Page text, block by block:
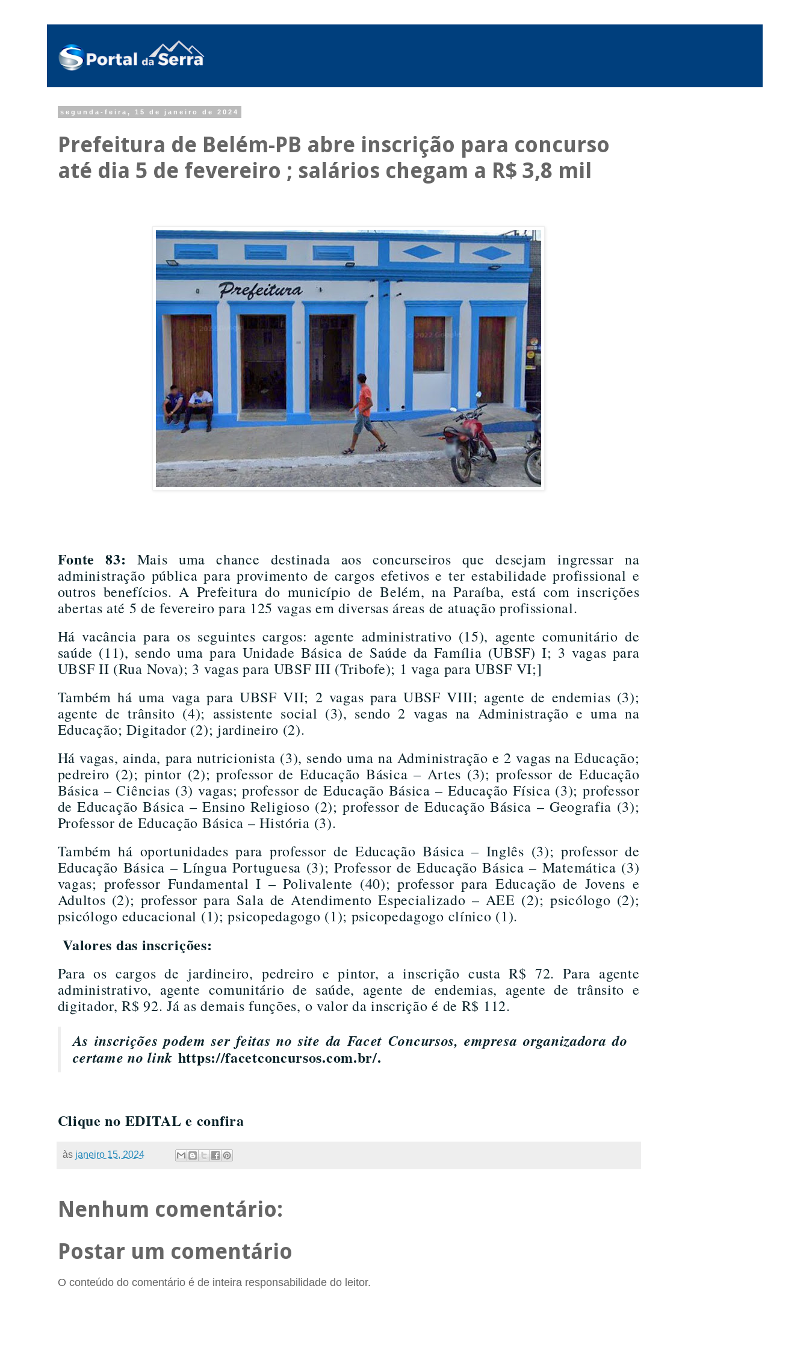
segunda-feira, 15 de janeiro de 2024
Prefeitura de Belém-PB abre inscrição para concurso
até dia 5 de fevereiro ; salários chegam a R$ 3,8 mil
Fonte 83: Mais uma chance destinada aos concurseiros que desejam ingressar na
administração pública para provimento de cargos efetivos e ter estabilidade profissional e
outros benefícios. A Prefeitura do município de Belém, na Paraíba, está com inscrições
abertas até 5 de fevereiro para 125 vagas em diversas áreas de atuação profissional.
Há vacância para os seguintes cargos: agente administrativo (15), agente comunitário de
saúde (11), sendo uma para Unidade Básica de Saúde da Família (UBSF) I; 3 vagas para
UBSF II (Rua Nova); 3 vagas para UBSF III (Tribofe); 1 vaga para UBSF VI;]
Também há uma vaga para UBSF VII; 2 vagas para UBSF VIII; agente de endemias (3);
agente de trânsito (4); assistente social (3), sendo 2 vagas na Administração e uma na
Educação; Digitador (2); jardineiro (2).
Há vagas, ainda, para nutricionista (3), sendo uma na Administração e 2 vagas na Educação;
pedreiro (2); pintor (2); professor de Educação Básica – Artes (3); professor de Educação
Básica – Ciências (3) vagas; professor de Educação Básica – Educação Física (3); professor
de Educação Básica – Ensino Religioso (2); professor de Educação Básica – Geografia (3);
Professor de Educação Básica – História (3).
Também há oportunidades para professor de Educação Básica – Inglês (3); professor de
Educação Básica – Língua Portuguesa (3); Professor de Educação Básica – Matemática (3)
vagas; professor Fundamental I – Polivalente (40); professor para Educação de Jovens e
Adultos (2); professor para Sala de Atendimento Especializado – AEE (2); psicólogo (2);
psicólogo educacional (1); psicopedagogo (1); psicopedagogo clínico (1).
Valores das inscrições:
Para os cargos de jardineiro, pedreiro e pintor, a inscrição custa R$ 72. Para agente
administrativo, agente comunitário de saúde, agente de endemias, agente de trânsito e
digitador, R$ 92. Já as demais funções, o valor da inscrição é de R$ 112.
As inscrições podem ser feitas no site da Facet Concursos, empresa organizadora do
certame no link https://facetconcursos.com.br/.
Clique no EDITAL e confira
às janeiro 15, 2024
Nenhum comentário:
Postar um comentário
O conteúdo do comentário é de inteira responsabilidade do leitor.